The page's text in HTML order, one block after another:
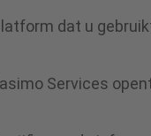
dat u
Services